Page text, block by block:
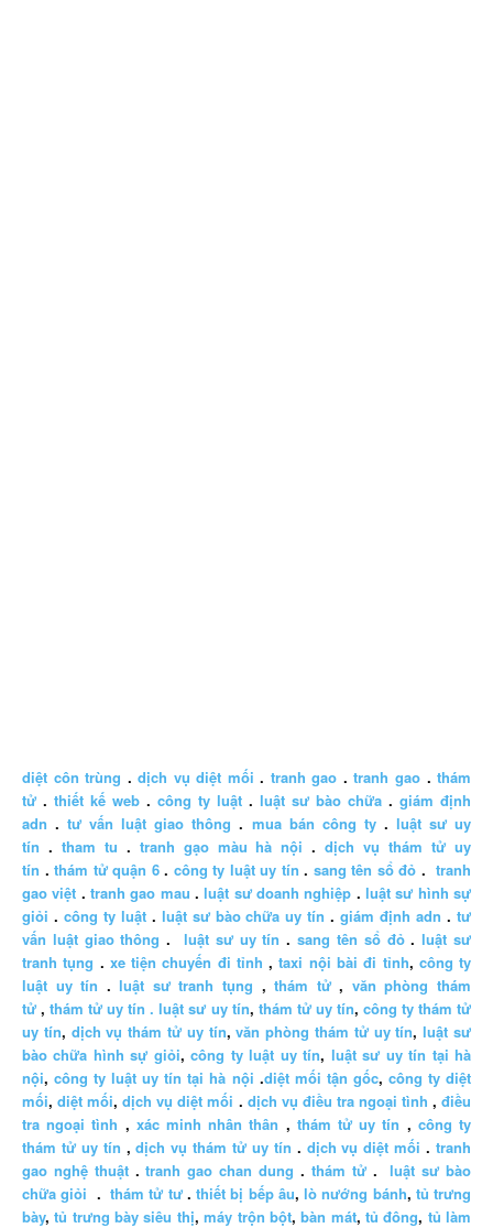
diệt côn trùng .dịch vụ diệt mối . tranh gao .tranh gao .thám
tử . thiết kế web . công ty luật . luật sư bào chữa . giám định
adn .tư vấn luật giao thông . mua bán công ty. luật sư uy
tín . tham tu . tranh gạo màu hà nội .dịch vụ thám tử uy
tín .thám tử quận 6. công ty luật uy tín . sang tên sổ đỏ .tranh
gao việt .tranh gao mau .luật sư doanh nghiệp .luật sư hình sự
giỏi . công ty luật. luật sư bào chữa uy tín .giám định adn .tư
vấn luật giao thông . luật sư uy tín .sang tên sổ đỏ.luật sư
tranh tụng . xe tiện chuyến đi tỉnh ,taxi nội bài đi tỉnh, công ty
luật uy tín .luật sư tranh tụng ,thám tử, văn phòng thám
tử ,thám tử uy tín . luật sư uy tín, thám tử uy tín, công ty thám tử
uy tín, dịch vụ thám tử uy tín,văn phòng thám tử uy tín,luật sư
bào chữa hình sự giỏi,công ty luật uy tín, luật sư uy tín tại hà
nội,công ty luật uy tín tại hà nội .diệt mối tận gốc, công ty diệt
mối,diệt mối,dịch vụ diệt mối . dịch vụ điều tra ngoại tình ,điều
tra ngoại tình , xác minh nhân thân , thám tử uy tín , công ty
thám tử uy tín ,dịch vụ thám tử uy tín . dịch vụ diệt mối .tranh
gao nghệ thuật.tranh gao chan dung . thám tử.luật sư bào
chữa giỏi .thám tử tư.thiết bị bếp âu,lò nướng bánh, tủ trưng
bày,tủ trưng bày siêu thị,máy trộn bột,bàn mát, tủ đông, tủ làm